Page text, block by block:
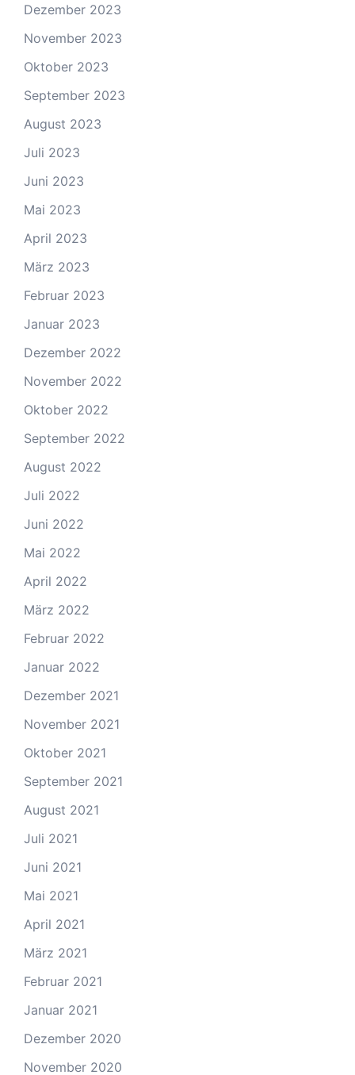
Dezember 2023
November 2023
Oktober 2023
September 2023
August 2023
Juli 2023
Juni 2023
Mai 2023
April 2023
März 2023
Februar 2023
Januar 2023
Dezember 2022
November 2022
Oktober 2022
September 2022
August 2022
Juli 2022
Juni 2022
Mai 2022
April 2022
März 2022
Februar 2022
Januar 2022
Dezember 2021
November 2021
Oktober 2021
September 2021
August 2021
Juli 2021
Juni 2021
Mai 2021
April 2021
März 2021
Februar 2021
Januar 2021
Dezember 2020
November 2020